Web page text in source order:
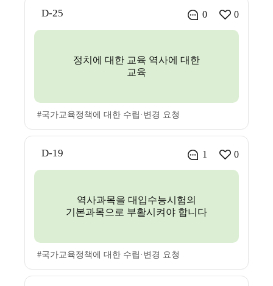
D-25 0 0
정치에 대한 교육 역사에 대한
교육
#국가교육정책에 대한 수립·변경 요청
D-19 1 0
역사과목을 대입수능시험의
기본과목으로 부활시켜야 합니다
#국가교육정책에 대한 수립·변경 요청